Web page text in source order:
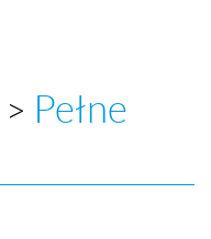
> Pełne